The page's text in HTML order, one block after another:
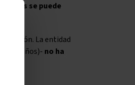
se puede
La entidad
(15 años)- no ha